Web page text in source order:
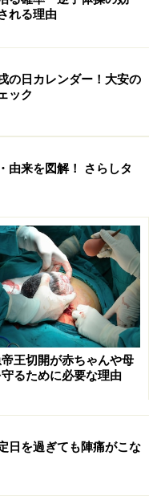
れる理由
の日カレンダー！大安の
ック
由来を図解！ さらしタ
王切開が赤ちゃんや母
るために必要な理由
日を過ぎても陣痛がこな